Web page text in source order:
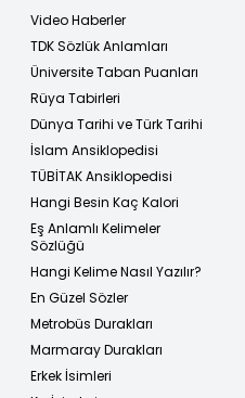
Video Haberler
TDK Sözlük Anlamları
Üniversite Taban Puanları
Rüya Tabirleri
Dünya Tarihi ve Türk Tarihi
İslam Ansiklopedisi
TÜBİTAK Ansiklopedisi
Hangi Besin Kaç Kalori
Eş Anlamlı Kelimeler
Sözlüğü
Hangi Kelime Nasıl Yazılır?
En Güzel Sözler
Metrobüs Durakları
Marmaray Durakları
Erkek İsimleri